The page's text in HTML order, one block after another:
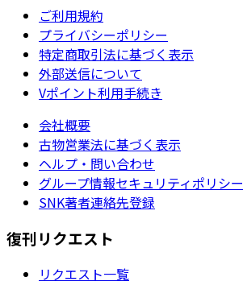
ご利用規約
プライバシーポリシー
特定商取引法に基づく表示
外部送信について
Vポイント利用手続き
会社概要
古物営業法に基づく表示
ヘルプ・問い合わせ
グループ情報セキュリティポリシー
SNK著者連絡先登録
復刊リクエスト
リクエスト一覧